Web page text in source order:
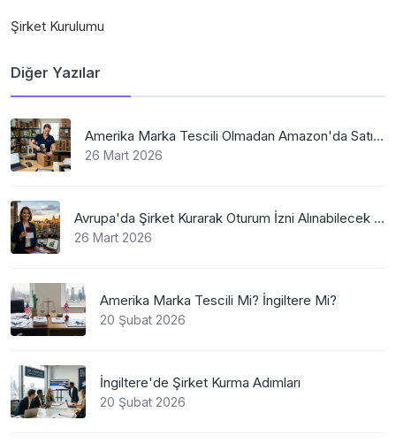
Şirket Kurulumu
Diğer Yazılar
Amerika Marka Tescili Olmadan Amazon'da Satış Mümkün Mü
26 Mart 2026
Avrupa'da Şirket Kurarak Oturum İzni Alınabilecek En Mantıklı Ülkeler Nelerdir?
26 Mart 2026
Amerika Marka Tescili Mi? İngiltere Mi?
20 Şubat 2026
İngiltere'de Şirket Kurma Adımları
20 Şubat 2026